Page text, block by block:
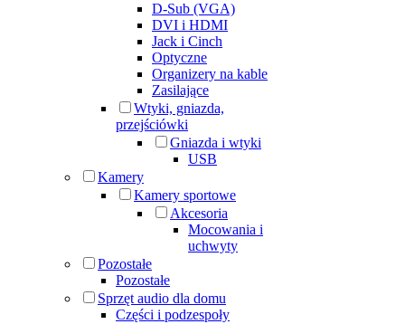
D-Sub (VGA)
DVI i HDMI
Jack i Cinch
Optyczne
Organizery na kable
Zasilające
Wtyki, gniazda,
przejściówki
Gniazda i wtyki
USB
Kamery
Kamery sportowe
Akcesoria
Mocowania i
uchwyty
Pozostałe
Pozostałe
Sprzęt audio dla domu
Części i podzespoły